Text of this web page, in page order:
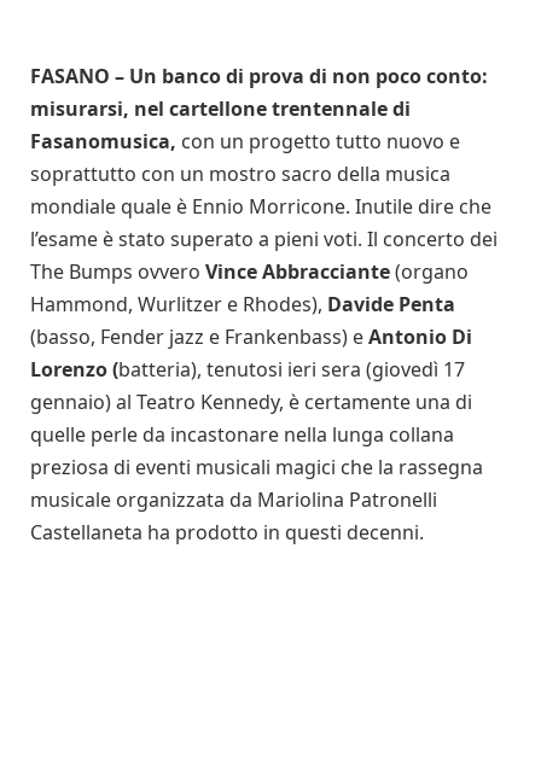
FASANO – Un banco di prova di non poco conto:
misurarsi, nel cartellone trentennale di
Fasanomusica, con un progetto tutto nuovo e
soprattutto con un mostro sacro della musica
mondiale quale è Ennio Morricone. Inutile dire che
l’esame è stato superato a pieni voti. Il concerto dei
The Bumps ovvero Vince Abbracciante(organo
Hammond, Wurlitzer e Rhodes), Davide Penta
(basso, Fender jazz e Frankenbass) eAntonio Di
Lorenzo (batteria), tenutosi ieri sera (giovedì 17
gennaio) al Teatro Kennedy, è certamente una di
quelle perle da incastonare nella lunga collana
preziosa di eventi musicali magici che la rassegna
musicale organizzata da Mariolina Patronelli
Castellaneta ha prodotto in questi decenni.